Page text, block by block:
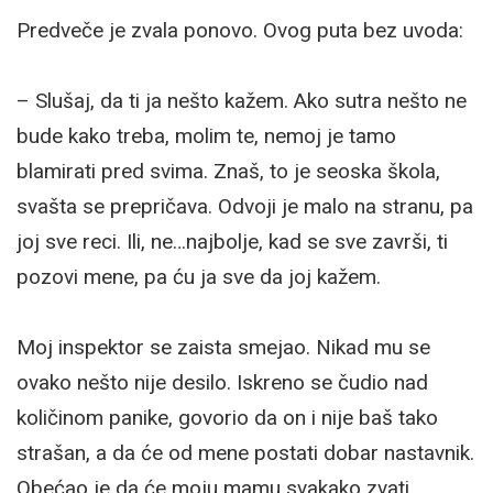
Predveče je zvala ponovo. Ovog puta bez uvoda:
– Slušaj, da ti ja nešto kažem. Ako sutra nešto ne
bude kako treba, molim te, nemoj je tamo
blamirati pred svima. Znaš, to je seoska škola,
svašta se prepričava. Odvoji je malo na stranu, pa
joj sve reci. Ili, ne…najbolje, kad se sve završi, ti
pozovi mene, pa ću ja sve da joj kažem.
Moj inspektor se zaista smejao. Nikad mu se
ovako nešto nije desilo. Iskreno se čudio nad
količinom panike, govorio da on i nije baš tako
strašan, a da će od mene postati dobar nastavnik.